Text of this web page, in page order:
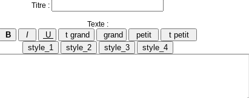
Titre :
Texte :